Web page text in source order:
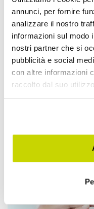
annunci, per fornire
analizzare il nostro
informazioni sul modo
nostri partner che si
pubblicità e social
con altre informazioni
raccolto dal suo